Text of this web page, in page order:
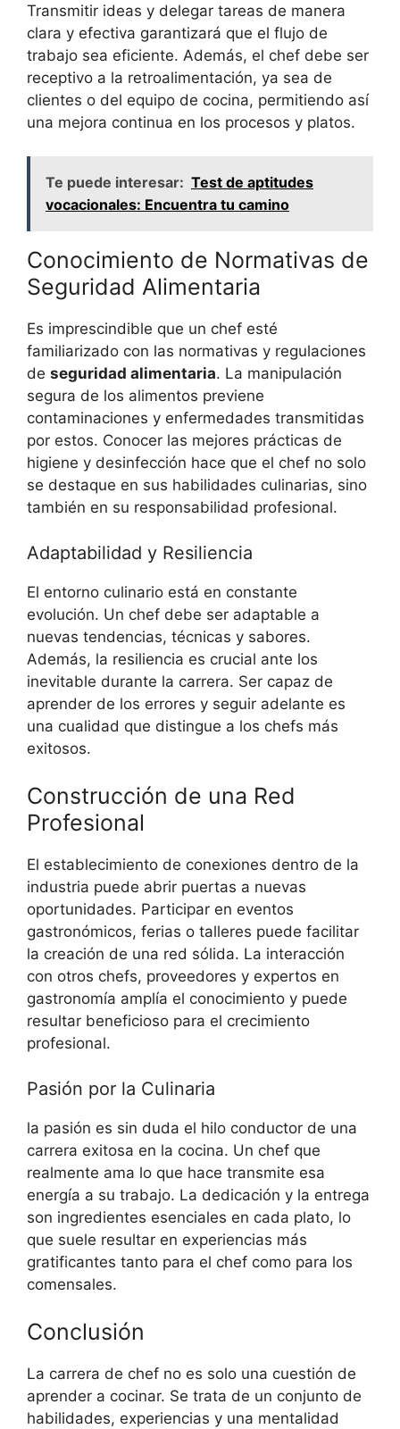
Transmitir ideas y delegar tareas de manera
clara y efectiva garantizará que el flujo de
trabajo sea eficiente. Además, el chef debe ser
receptivo a la retroalimentación, ya sea de
clientes o del equipo de cocina, permitiendo así
una mejora continua en los procesos y platos.
Te puede interesar: Test de aptitudes
vocacionales: Encuentra tu camino
Conocimiento de Normativas de
Seguridad Alimentaria
Es imprescindible que un chef esté
familiarizado con las normativas y regulaciones
de seguridad alimentaria. La manipulación
segura de los alimentos previene
contaminaciones y enfermedades transmitidas
por estos. Conocer las mejores prácticas de
higiene y desinfección hace que el chef no solo
se destaque en sus habilidades culinarias, sino
también en su responsabilidad profesional.
Adaptabilidad y Resiliencia
El entorno culinario está en constante
evolución. Un chef debe ser adaptable a
nuevas tendencias, técnicas y sabores.
Además, la resiliencia es crucial ante los
inevitable durante la carrera. Ser capaz de
aprender de los errores y seguir adelante es
una cualidad que distingue a los chefs más
exitosos.
Construcción de una Red
Profesional
El establecimiento de conexiones dentro de la
industria puede abrir puertas a nuevas
oportunidades. Participar en eventos
gastronómicos, ferias o talleres puede facilitar
la creación de una red sólida. La interacción
con otros chefs, proveedores y expertos en
gastronomía amplía el conocimiento y puede
resultar beneficioso para el crecimiento
profesional.
Pasión por la Culinaria
la pasión es sin duda el hilo conductor de una
carrera exitosa en la cocina. Un chef que
realmente ama lo que hace transmite esa
energía a su trabajo. La dedicación y la entrega
son ingredientes esenciales en cada plato, lo
que suele resultar en experiencias más
gratificantes tanto para el chef como para los
comensales.
Conclusión
La carrera de chef no es solo una cuestión de
aprender a cocinar. Se trata de un conjunto de
habilidades, experiencias y una mentalidad